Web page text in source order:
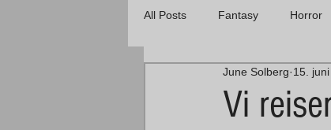
All Posts Fantasy Horror
TV/Film
Vi
June Solberg 15. juni